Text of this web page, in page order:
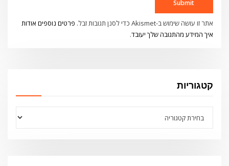
אתר זו עושה שימוש ב-Akismet כדי לסנן תגובות זבל.
פרטים נוספים אודות
איך המידע מהתגובה שלך יעובד.
קטגוריות